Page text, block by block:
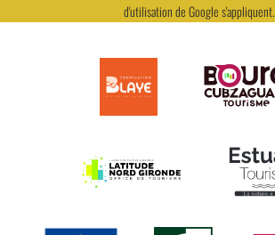
d'utilisationde Google s'appliquent.